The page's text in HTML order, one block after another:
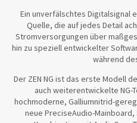
Ein unverfälschtes
Quelle, die auf jedes Detail
Stromversorgungen über
hin zu speziell entwickelter
während
Der ZEN NG ist das erste Modell
auch weiterentwickelte NG-
hochmoderne, Galliumnitrid-
neue PreciseAudio-